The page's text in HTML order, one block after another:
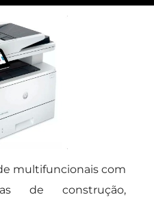
multifuncionais com
de construção,